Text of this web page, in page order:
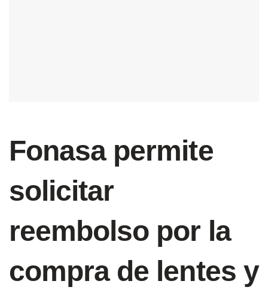
Fonasa permite
solicitar
reembolso por la
compra de lentes y